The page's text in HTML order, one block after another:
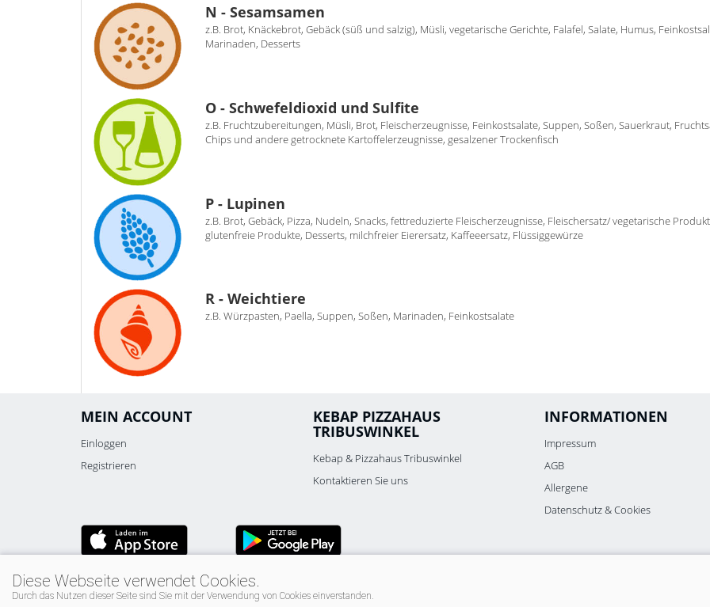
N - Sesamsamen
z.B. Brot, Knäckebrot, Gebäck (süß und salzig), Müsli, vegetarische Gerichte, Falafel, Salate, Humus,
Marinaden, Desserts
O - Schwefeldioxid und Sulfite
z.B. Fruchtzubereitungen, Müsli, Brot, Fleischerzeugnisse, Feinkostsalate, Suppen, Soßen, Sauerkraut,
Chips und andere getrocknete Kartoffelerzeugnisse, gesalzener Trockenfisch
P - Lupinen
z.B. Brot, Gebäck, Pizza, Nudeln, Snacks, fettreduzierte Fleischerzeugnisse, Fleischersatz/ vegetarische
glutenfreie Produkte, Desserts, milchfreier Eierersatz, Kaffeeersatz, Flüssiggewürze
R - Weichtiere
z.B. Würzpasten, Paella, Suppen, Soßen, Marinaden, Feinkostsalate
MEIN ACCOUNT
Einloggen
Registrieren
KEBAP PIZZAHAUS
TRIBUSWINKEL
Kebap & Pizzahaus Tribuswinkel
Kontaktieren Sie uns
INFORMATIONEN
Impressum
AGB
Allergene
Datenschutz & Cookies
© 2026 Kebap Pizzahaus Tribuswinkel -Powered by Kellner4you
Diese Webseite verwendet Cookies.
Durch das Nutzen dieser Seite sind Sie mit der Verwendung von Cookies einverstanden.